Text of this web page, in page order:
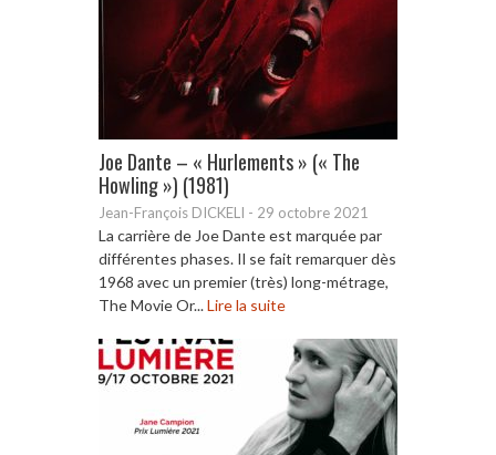
Joe Dante – « Hurlements » (« The
Howling ») (1981)
Jean-François DICKELI - 29 octobre 2021
La carrière de Joe Dante est marquée par
différentes phases. Il se fait remarquer dès
1968 avec un premier (très) long-métrage,
The Movie Or...Lire la suite